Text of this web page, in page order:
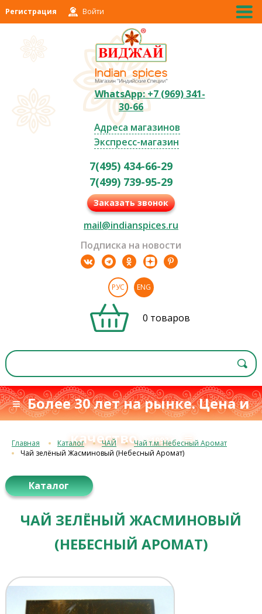
Регистрация Войти
WhatsApp: +7 (969) 341-
30-66
Адреса магазинов
Экспресс-магазин
7(495) 434-66-29
7(499) 739-95-29
Заказать звонок
mail@indianspices.ru
Подписка на новости
РУС ENG
0 товаров
≡ Более 30 лет на рынке. Цена и
качествос 1993 г.≡
Главная Каталог ЧАЙ
Чай т.м. Небесный Аромат
Чай зелёный Жасминовый (Небесный Аромат)
Каталог
ЧАЙ ЗЕЛЁНЫЙ ЖАСМИНОВЫЙ
(НЕБЕСНЫЙ АРОМАТ)